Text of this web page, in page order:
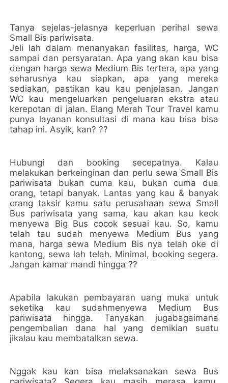
Tanya sejelas-jelasnya keperluan perihal sewa
Small Bis pariwisata.
Jeli lah dalam menanyakan fasilitas, harga, WC
sampai dan persyaratan. Apa yang akan kau bisa
dengan harga sewa Medium Bis tertera, apa yang
seharusnya kau siapkan, apa yang mereka
sediakan, pastikan kau kau penjelasan. Jangan
WC kau mengeluarkan pengeluaran ekstra atau
kerepotan di jalan. Elang Merah Tour Travel kamu
punya layanan konsultasi di mana kau bisa bisa
tahap ini. Asyik, kan? ??
Hubungi dan booking secepatnya. Kalau
melakukan berkeinginan dan perlu sewa Small Bis
pariwisata bukan cuma kau, bukan cuma dua
orang, tetapi banyak. Lantas yang kau & banyak
orang taksir kamu satu perusahaan sewa Small
Bus pariwisata yang sama, kau akan kau keok
menyewa Big Bus cocok sesuai kau. So, kamu
telah tau sudah menyewa Medium Bus yang
mana, harga sewa Medium Bis nya telah oke di
kantong, sewa lah telah. Minimal, booking segera.
Jangan kamar mandi hingga ??
Apabila lakukan pembayaran uang muka untuk
seketika kau sudahmenyewa Medium Bus
pariwisata hingga. Tanyakan jugabagaimana
pengembalian dana hal yang demikian suatu
jikalau kau membatalkan sewa.
Nggak kau kan bisa melaksanakan sewa Bus